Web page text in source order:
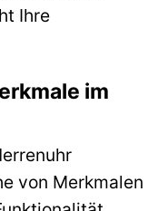
Ihre
im
von Merkmalen